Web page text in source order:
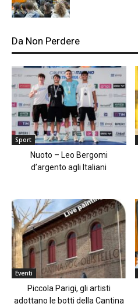
Da Non Perdere
Sport
Nuoto – Leo Bergomi
d’argento agli Italiani
Eventi
Piccola Parigi, gli artisti
adottano le botti della Cantina